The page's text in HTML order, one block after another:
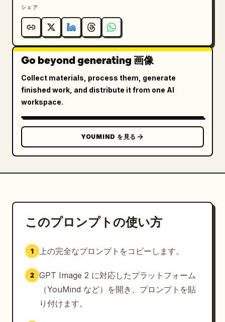
シェア
Go beyond generating 画像
Collect materials, process them, generate
finished work, and distribute it from one AI
workspace.
YOUMIND を見る
このプロンプトの使い方
1 上の完全なプロンプトをコピーします。
2 GPT Image 2 に対応したプラットフォーム
（YouMind など）を開き、プロンプトを貼
り付けます。